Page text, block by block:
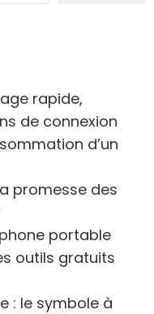
rapide,
de connexion
d’un
promesse des
portable
outils gratuits
: le symbole à